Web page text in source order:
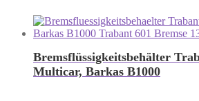
Bremsflüssigkeitsbehälter
Multicar, Barkas B1000